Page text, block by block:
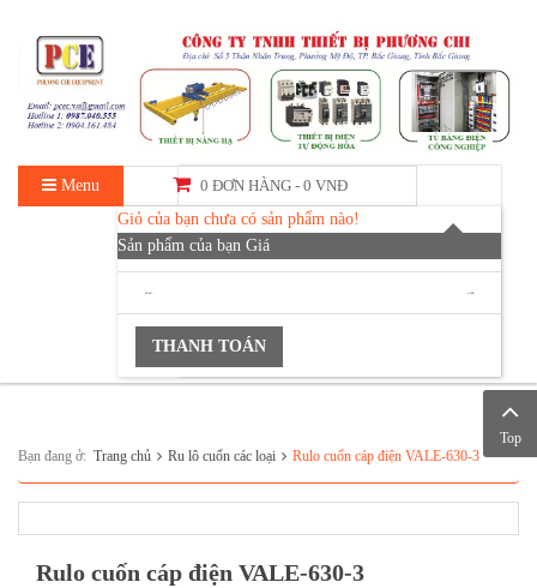
Menu 0 ĐƠN HÀNG -0 VNĐ
Giỏ của bạn chưa có sản phẩm nào!
Sản phẩm của bạnGiá
THANH TOÁN
Bạn đang ở: Trang chủ Ru lô cuốn các loại Rulo cuốn cáp điện VALE-630-3
Rulo cuốn cáp điện VALE-630-3
Top